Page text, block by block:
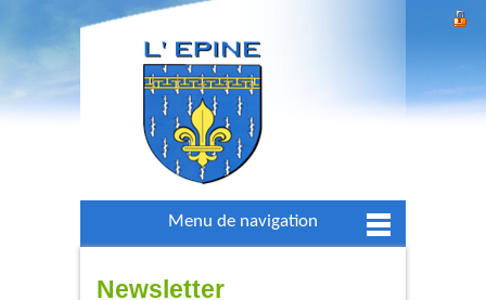
Menu de navigation
Newsletter